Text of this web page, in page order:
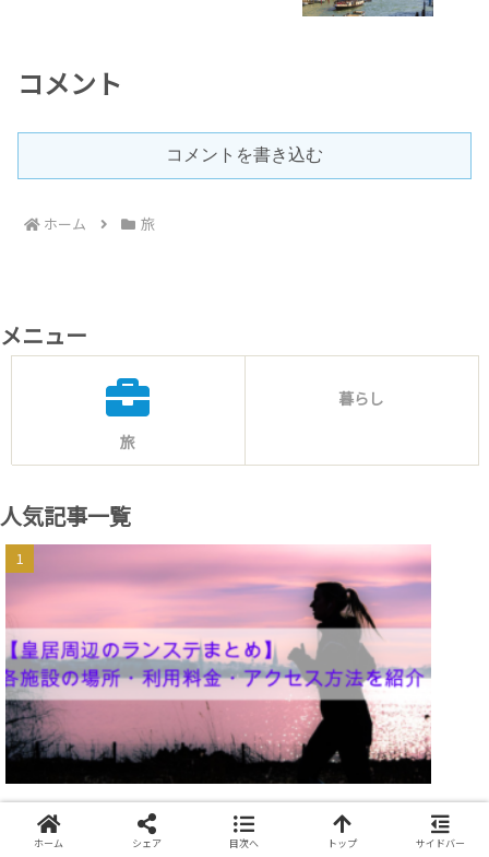
コメント
コメントを書き込む
ホーム 旅
メニュー
旅
暮らし
人気記事一覧
【2025年】皇居ランにオススメなランステを19
施設より厳選！安さ・アクセス・温泉/銭湯有無
ホーム シェア 目次へ トップ サイドバー